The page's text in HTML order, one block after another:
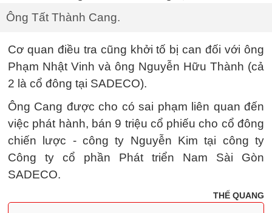
Ông Tất Thành Cang.
Cơ quan điều tra cũng khởi tố bị can đối với ông
Phạm Nhật Vinh và ông Nguyễn Hữu Thành (cả
2 là cổ đông tại SADECO).
Ông Cang được cho có sai phạm liên quan đến
việc phát hành, bán 9 triệu cổ phiếu cho cổ đông
chiến lược - công ty Nguyễn Kim tại công ty
Công ty cổ phần Phát triển Nam Sài Gòn
SADECO.
THẾ QUANG